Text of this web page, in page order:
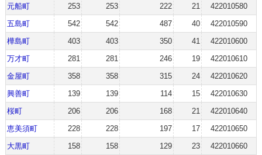
元船町
253 253 222 21
422010580
五島町
542 542 487 40
422010590
樺島町
403 403 350 41
422010600
万才町
281 281 246 19
422010610
金屋町
358 358 315 24
422010620
興善町
139 139 114 15
422010630
桜町
206 206 168 21
422010640
恵美須町
228 228 197 17
422010650
大黒町
158 158 129 23 422010660